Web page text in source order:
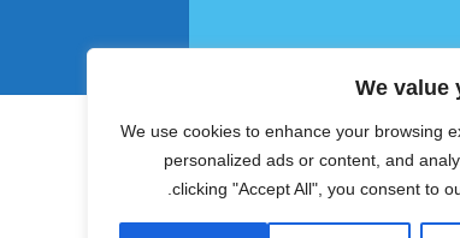
We value
We use cookies to enhance your browsing
personalized ads or content, and
clicking "Accept All", you consent to
זולים בישראל